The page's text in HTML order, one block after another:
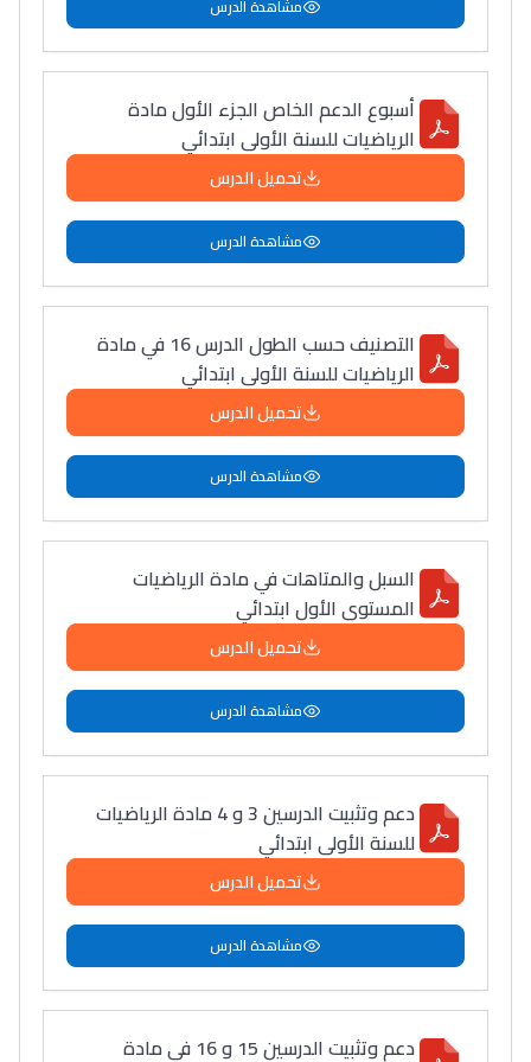
Lycée Maroc
التعليم الثانوي التأهيلي
Collège au Maroc
التعليم الثانوي الإعدادي
Post-Bac
+ de 78 Sujets
Interviews/Vidéos
+ de 89 Interviews/Vidéos
دليل المهن
ما يزيد عن 149 مهنة
دليل التوجيه
التوجيه بالثانوي و الإعدادي
مشاهدة الدرس
أسبوع الدعم الخاص الجزء الأول مادة
الرياضيات للسنة الأولى ابتدائي
تحميل الدرس
مشاهدة الدرس
التصنيف حسب الطول الدرس 16 في مادة
الرياضيات للسنة الأولى ابتدائي
تحميل الدرس
مشاهدة الدرس
السبل والمتاهات في مادة الرياضيات
المستوى الأول ابتدائي
تحميل الدرس
مشاهدة الدرس
دعم وتثبيت الدرسين 3 و 4 مادة الرياضيات
للسنة الأولى ابتدائي
تحميل الدرس
مشاهدة الدرس
دعم وتثبيت الدرسين 15 و 16 في مادة